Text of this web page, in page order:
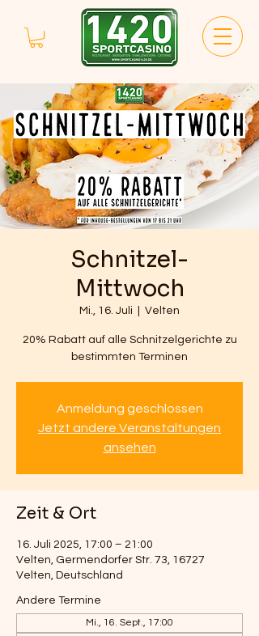
Schnitzel-
Mittwoch
Mi., 16. Juli Velten
20% Rabatt auf alle Schnitzelgerichte zu
bestimmten Terminen
Anmeldung geschlossen
Jetzt andere Veranstaltungen
ansehen
Zeit & Ort
16. Juli 2025, 17:00 – 21:00
Velten, Germendorfer Str. 73, 16727
Velten, Deutschland
Andere Termine
Mi., 16. Sept., 17:00